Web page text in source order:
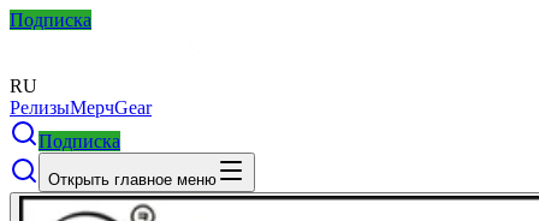
Подписка
RU
РелизыМерчGear
Подписка
Открыть главное меню